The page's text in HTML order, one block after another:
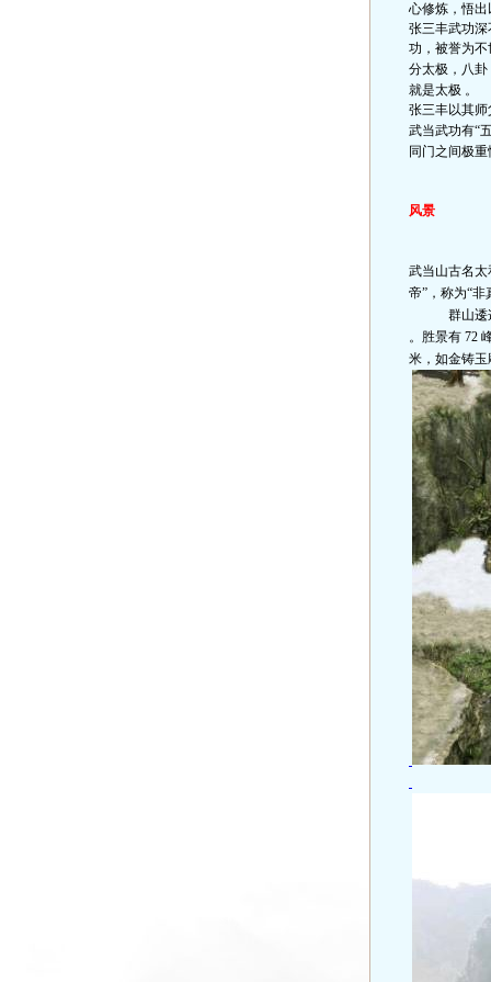
心修炼，悟
张三丰武功
功，被誉为
分太极，八
就是太极 。
张三丰以其
武当武功有“
同门之间极
风景
武当山古名
帝” ，称为“非
群山逶迤
。胜景有 72
米，如金铸